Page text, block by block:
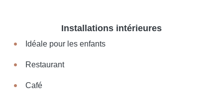
Installations intérieures
Idéale pour les enfants
Restaurant
Café